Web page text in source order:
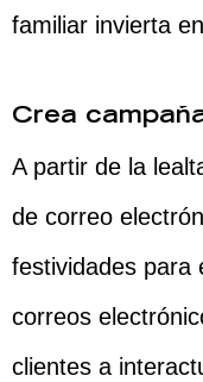
familiar invierta
Crea
A partir de la
de correo
festividades para
correos
clientes a